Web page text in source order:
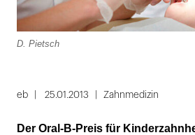
D. Pietsch
eb 25.01.2013 Zahnmedizin
Der Oral-B-Preis für